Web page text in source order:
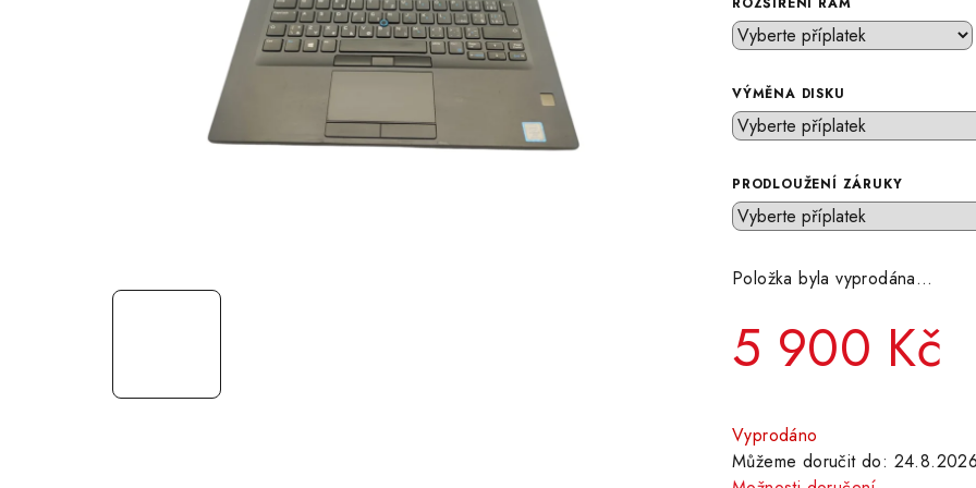
VÝMĚNA DISKU
PRODLOUŽENÍ ZÁRUKY
Položka byla vyprodána…
5 900 Kč
cena:
Vyprodáno
Můžeme doručit do: